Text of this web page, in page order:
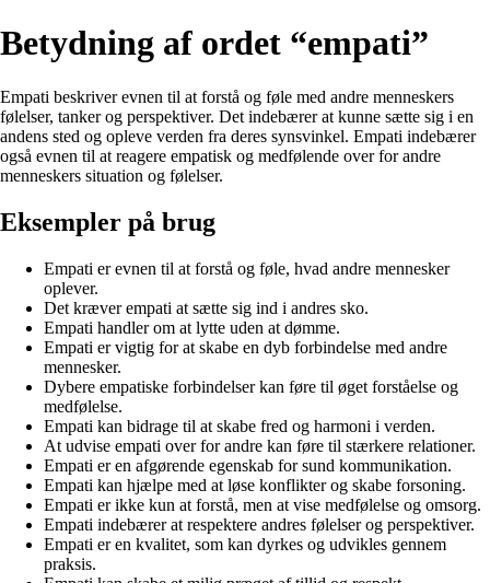
Betydning af ordet “empati”
Empati beskriver evnen til at forstå og føle med andre menneskers
følelser, tanker og perspektiver. Det indebærer at kunne sætte sig i en
andens sted og opleve verden fra deres synsvinkel. Empati indebærer
også evnen til at reagere empatisk og medfølende over for andre
menneskers situation og følelser.
Eksempler på brug
Empati er evnen til at forstå og føle, hvad andre mennesker
oplever.
Det kræver empati at sætte sig ind i andres sko.
Empati handler om at lytte uden at dømme.
Empati er vigtig for at skabe en dyb forbindelse med andre
mennesker.
Dybere empatiske forbindelser kan føre til øget forståelse og
medfølelse.
Empati kan bidrage til at skabe fred og harmoni i verden.
At udvise empati over for andre kan føre til stærkere relationer.
Empati er en afgørende egenskab for sund kommunikation.
Empati kan hjælpe med at løse konflikter og skabe forsoning.
Empati er ikke kun at forstå, men at vise medfølelse og omsorg.
Empati indebærer at respektere andres følelser og perspektiver.
Empati er en kvalitet, som kan dyrkes og udvikles gennem
praksis.